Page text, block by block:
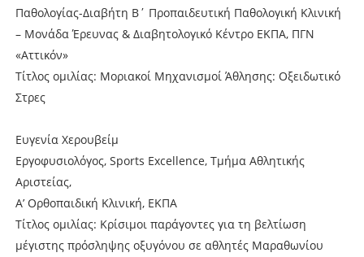
Παθολογίας-Διαβήτη Β΄ Προπαιδευτική Παθολογική Κλινική
– Μονάδα Έρευνας & Διαβητολογικό Κέντρο ΕΚΠΑ, ΠΓΝ
«Αττικόν»
Τίτλος ομιλίας: Μοριακοί Μηχανισμοί Άθλησης: Οξειδωτικό
Στρες
Ευγενία Χερουβείμ
Εργοφυσιολόγος, Sports Excellence, Τμήμα Αθλητικής
Αριστείας,
Α’ Ορθοπαιδική Κλινική, ΕΚΠΑ
Τίτλος ομιλίας: Κρίσιμοι παράγοντες για τη βελτίωση
μέγιστης πρόσληψης οξυγόνου σε αθλητές Μαραθωνίου